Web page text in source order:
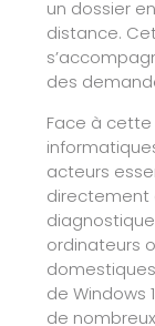
un dossier
distance.
des
Face à
acteurs
directement
ordinateurs
de Windows
de